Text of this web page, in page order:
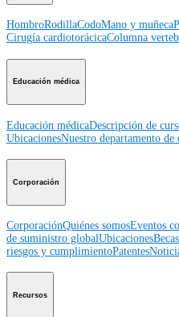
HombroRodillaCodoMano y muñeca
Cirugía cardiotorácicaColumna
Educación médica
Educación médicaDescripción de
UbicacionesNuestro departamento de
Corporación
CorporaciónQuiénes somosEventos
de suministro globalUbicacionesBecas
riesgos y cumplimientoPatentes
Recursos